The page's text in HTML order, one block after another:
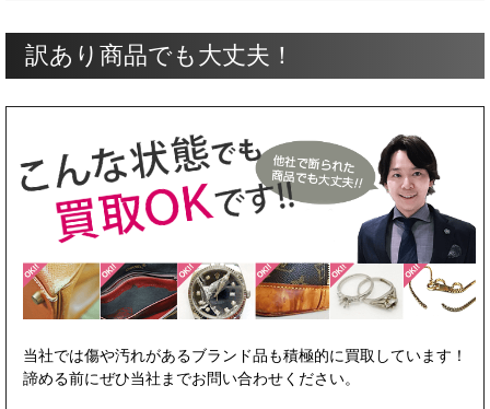
訳あり商品でも大丈夫！
当社では傷や汚れがあるブランド品も積極的に買取しています！
諦める前にぜひ当社までお問い合わせください。